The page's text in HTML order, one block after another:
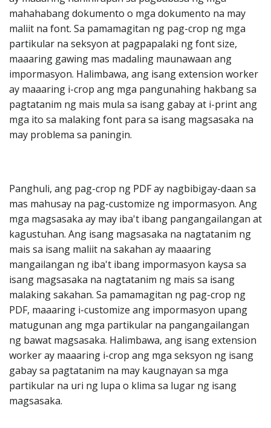
mahahabang dokumento o mga dokumento na may
maliit na font. Sa pamamagitan ng pag-crop ng mga
partikular na seksyon at pagpapalaki ng font size,
maaaring gawing mas madaling maunawaan ang
impormasyon. Halimbawa, ang isang extension worker
ay maaaring i-crop ang mga pangunahing hakbang sa
pagtatanim ng mais mula sa isang gabay at i-print ang
mga ito sa malaking font para sa isang magsasaka na
may problema sa paningin.
Panghuli, ang pag-crop ng PDF ay nagbibigay-daan sa
mas mahusay na pag-customize ng impormasyon. Ang
mga magsasaka ay may iba't ibang pangangailangan at
kagustuhan. Ang isang magsasaka na nagtatanim ng
mais sa isang maliit na sakahan ay maaaring
mangailangan ng iba't ibang impormasyon kaysa sa
isang magsasaka na nagtatanim ng mais sa isang
malaking sakahan. Sa pamamagitan ng pag-crop ng
PDF, maaaring i-customize ang impormasyon upang
matugunan ang mga partikular na pangangailangan
ng bawat magsasaka. Halimbawa, ang isang extension
worker ay maaaring i-crop ang mga seksyon ng isang
gabay sa pagtatanim na may kaugnayan sa mga
partikular na uri ng lupa o klima sa lugar ng isang
magsasaka.